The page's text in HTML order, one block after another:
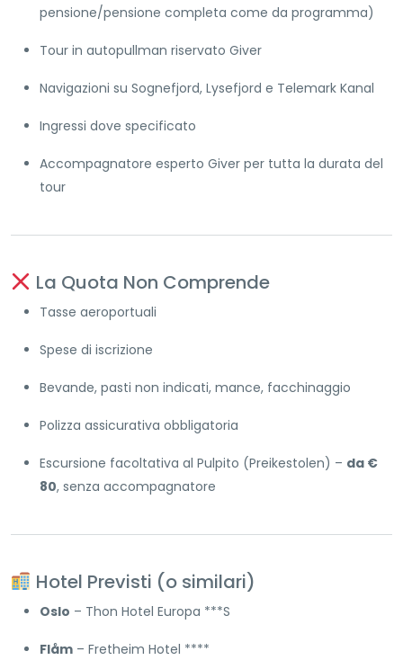
pensione/pensione completa come da programma)
Tour in autopullman riservato Giver
Navigazioni su Sognefjord, Lysefjord e Telemark Kanal
Ingressi dove specificato
Accompagnatore esperto Giver per tutta la durata del
tour
La Quota Non Comprende
Tasse aeroportuali
Spese di iscrizione
Bevande, pasti non indicati, mance, facchinaggio
Polizza assicurativa obbligatoria
Escursione facoltativa al Pulpito (Preikestolen) – da €
80, senza accompagnatore
Hotel Previsti (o similari)
Oslo – Thon Hotel Europa ***S
Flåm – Fretheim Hotel ****